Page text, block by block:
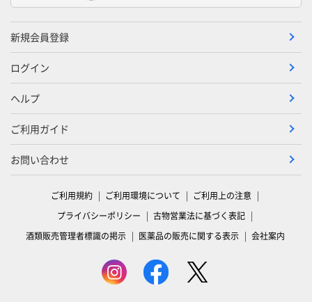
新規会員登録
ログイン
ヘルプ
ご利用ガイド
お問い合わせ
ご利用規約 ご利用環境について
ご利用上の注意
プライバシーポリシー
古物営業法に基づく表記
酒類販売管理者標識の掲示
医薬品の販売に関する表示 会社案内